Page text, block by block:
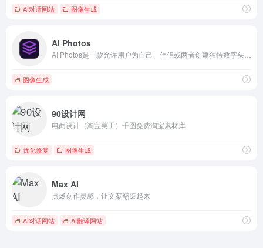
AI对话网站 图像生成
AI Photos
图像生成
90设计网
电商设计（淘宝美工）千图免费淘宝素材库
优化修复 图像生成
Max AI
点燃创作灵感，让文案翻滚起来
AI对话网站 AI翻译网站